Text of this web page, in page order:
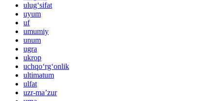
ulug‘sifat
uyum
uf
umumiy
unum
ugra
ukrop
uchqo‘rg‘onlik
ultimatum
ulfat
uzr-maʼzur